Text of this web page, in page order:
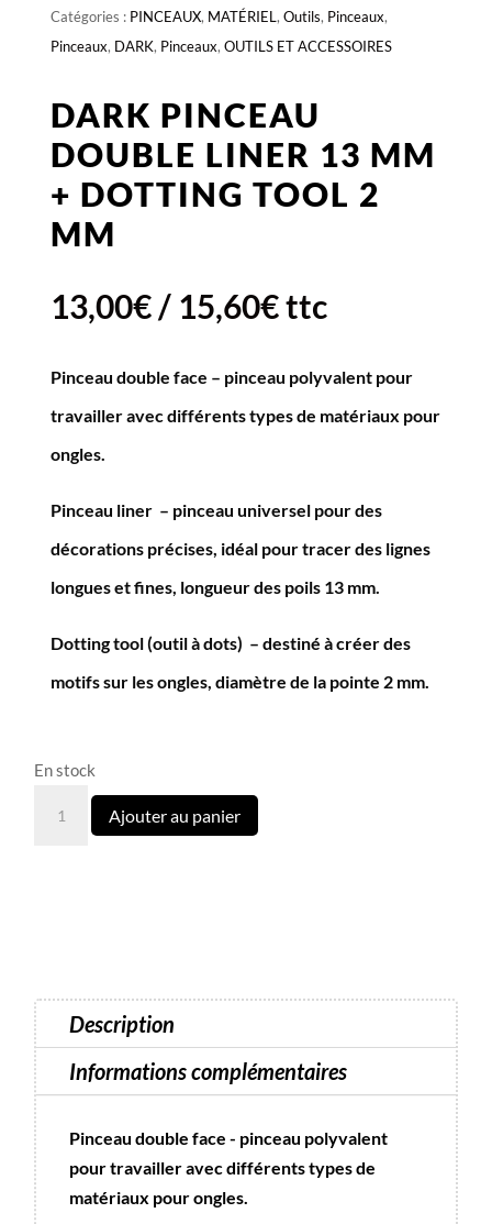
Catégories : PINCEAUX, MATÉRIEL, Outils, Pinceaux,
Pinceaux, DARK, Pinceaux, OUTILS ET ACCESSOIRES
DARK PINCEAU
DOUBLE LINER 13 MM
+ DOTTING TOOL 2
MM
13,00€/ 15,60€ttc
Pinceau double face – pinceau polyvalent pour
travailler avec différents types de matériaux pour
ongles.
Pinceau liner – pinceau universel pour des
décorations précises, idéal pour tracer des lignes
longues et fines, longueur des poils 13 mm.
Dotting tool (outil à dots) – destiné à créer des
motifs sur les ongles, diamètre de la pointe 2 mm.
En stock
quantité
mm
+
dotting
tool
2
mm
Ajouter au panier
Description
Informations complémentaires
Pinceau double face - pinceau polyvalent
pour travailler avec différents types de
matériaux pour ongles.